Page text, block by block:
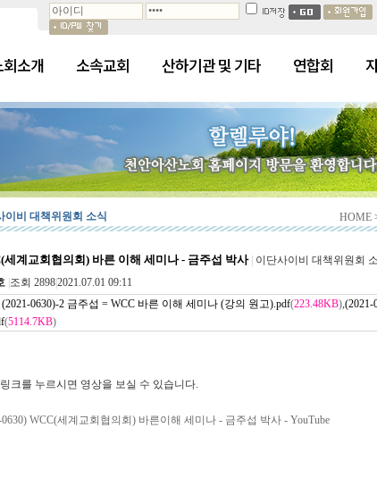
소개 소속교회 산하기관 및 기타 연합회
이비 대책위원회 소식 HOME
세계교회협의회) 바른 이해 세미나 - 금주섭 박사
이단사이비 대책위원회
조회 28982021.07.01 09:11
(2021-0630)-2 금주섭 = WCC 바른 이해 세미나 (강의 원고).pdf(223.48KB),(2021-
(5114.7KB)
크를 누르시면 영상을 보실 수 있습니다.
0630) WCC(세계교회협의회) 바른이해 세미나 - 금주섭 박사 - YouTube